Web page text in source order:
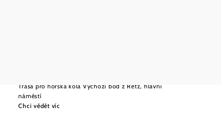
Trasa pro horská kola Výchozí bod z Retz, hlavní
náměstí
Chci vědět víc